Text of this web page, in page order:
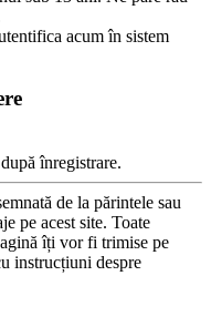
acum în sistem
înregistrare.
de la părintele sau
pe acest site. Toate
îți vor fi trimise pe
instrucțiuni despre